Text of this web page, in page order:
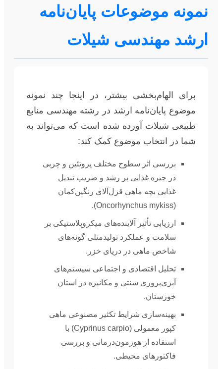
نمونه موضوعات پایان‌نامه
ارشد مهندسی شیلات
برای الهام‌بخشی بیشتر، در اینجا چند نمونه
موضوع پایان‌نامه ارشد در رشته مهندسی منابع
طبیعی شیلات آورده شده است که می‌تواند به
شما در انتخاب موضوع کمک کند:
بررسی اثر سطوح مختلف پروتئین و چربی
در جیره غذایی بر رشد و ضریب تبدیل
غذایی بچه ماهی قزل‌آلای رنگین‌کمان
(Oncorhynchus mykiss).
ارزیابی تأثیر آلاینده‌های میکروپلاستیکی بر
سلامت و عملکرد تولیدمثلی گونه‌های
شاخص ماهی در دریای خزر.
تحلیل اقتصادی و اجتماعی سیستم‌های
آبزی‌پروری سنتی و مکانیزه در استان
خوزستان.
بهینه‌سازی شرایط تکثیر مصنوعی ماهی
کپور معمولی (Cyprinus carpio) با
استفاده از هورمون‌درمانی و بررسی
فاکتورهای محیطی.